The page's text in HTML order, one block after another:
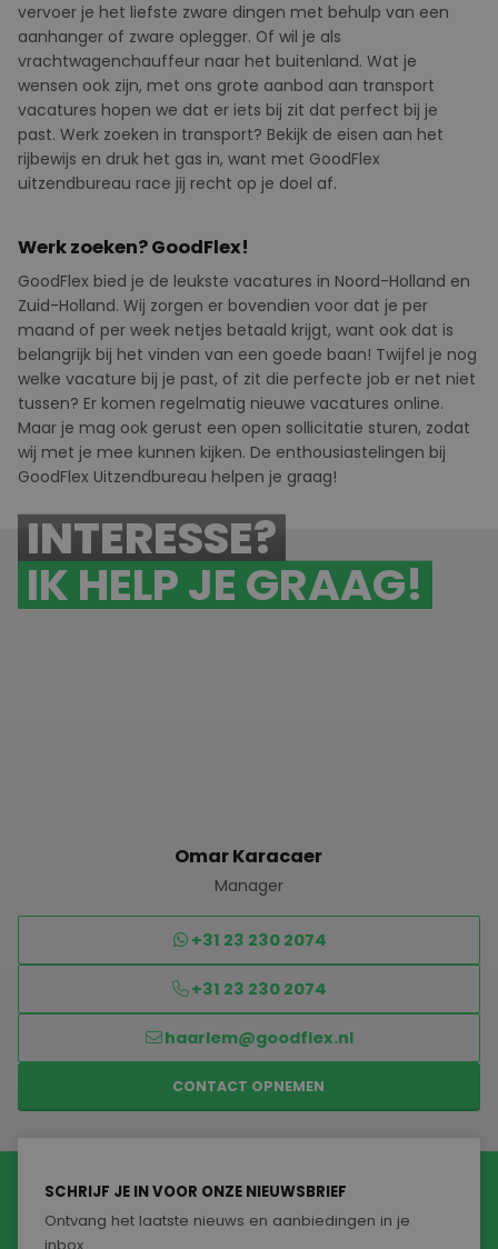
vervoer je het liefste zware dingen met behulp van een
aanhanger of zware oplegger. Of wil je als
vrachtwagenchauffeur naar het buitenland. Wat je
wensen ook zijn, met ons grote aanbod aan transport
vacatures hopen we dat er iets bij zit dat perfect bij je
past. Werk zoeken in transport? Bekijk de eisen aan het
rijbewijs en druk het gas in, want met GoodFlex
uitzendbureau race jij recht op je doel af.
Werk zoeken? GoodFlex!
GoodFlex bied je de leukste vacatures in Noord-Holland en
Zuid-Holland. Wij zorgen er bovendien voor dat je per
maand of per week netjes betaald krijgt, want ook dat is
belangrijk bij het vinden van een goede baan! Twijfel je nog
welke vacature bij je past, of zit die perfecte job er net niet
tussen? Er komen regelmatig nieuwe vacatures online.
Maar je mag ook gerust een open sollicitatie sturen, zodat
wij met je mee kunnen kijken. De enthousiastelingen bij
GoodFlex Uitzendbureau helpen je graag!
INTERESSE?
IK HELP JE GRAAG!
Omar Karacaer
Manager
+31 23 230 2074
+31 23 230 2074
haarlem@goodflex.nl
CONTACT OPNEMEN
SCHRIJF JE IN VOOR ONZE NIEUWSBRIEF
Ontvang het laatste nieuws en aanbiedingen in je